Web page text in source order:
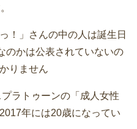
！」さんの中の人は誕生日
のかは公表されていないの
りません
ラトゥーンの「成人女性
年には20歳になってい